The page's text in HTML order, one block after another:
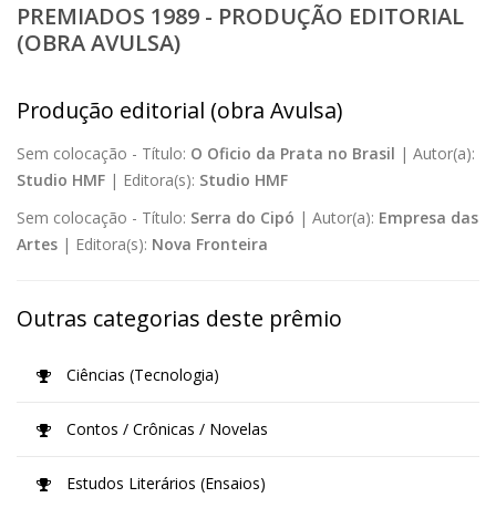
PREMIADOS 1989 - PRODUÇÃO EDITORIAL
(OBRA AVULSA)
Produção editorial (obra Avulsa)
Sem colocação - Título: O Oficio da Prata no Brasil | Autor(a):
Studio HMF | Editora(s): Studio HMF
Sem colocação - Título: Serra do Cipó | Autor(a): Empresa das
Artes | Editora(s): Nova Fronteira
Outras categorias deste prêmio
Ciências (Tecnologia)
Contos / Crônicas / Novelas
Estudos Literários (Ensaios)